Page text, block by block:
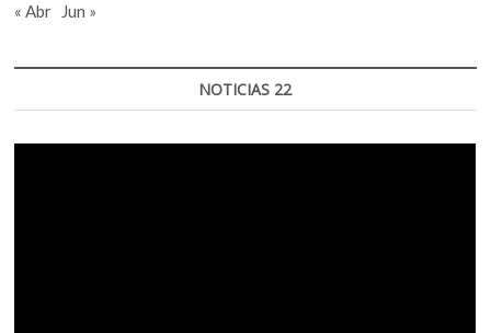
« Abr
Jun »
NOTICIAS 22